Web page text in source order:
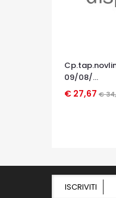
09/08/...
€ 27,67 €
ISCRIVITI